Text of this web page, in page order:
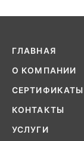
ГЛАВНАЯ
О КОМПАНИИ
СЕРТИФИКАТЫ
КОНТАКТЫ
УСЛУГИ